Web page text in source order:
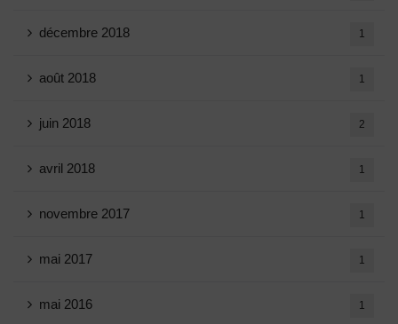
décembre 2018 1
août 2018 1
juin 2018 2
avril 2018 1
novembre 2017 1
mai 2017 1
mai 2016 1